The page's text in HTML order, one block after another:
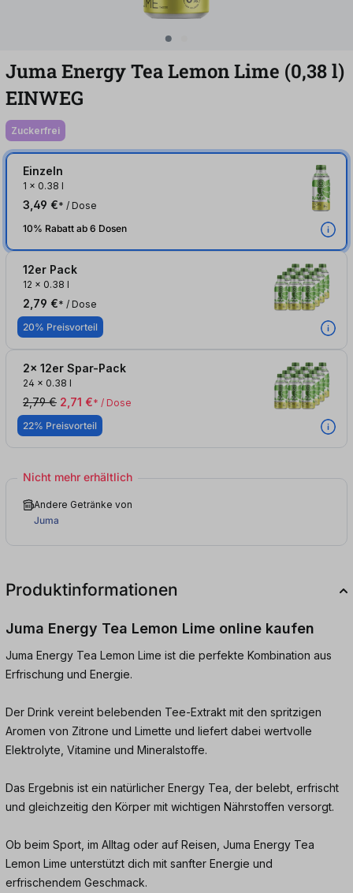
Juma Energy Tea Lemon Lime (0,38l)
EINWEG
zuckerfrei
Einzeln
1 x 0.38 l
3,49 €* / Dose
10% Rabatt ab 6 Dosen
12er Pack
12 x 0.38 l
2,79 €* / Dose
20% Preisvorteil
2x 12er Spar-Pack
24 x 0.38 l
2,79 € 2,71 €* / Dose
22% Preisvorteil
Nicht mehr erhältlich
Andere Getränke von
Juma
Produktinformationen
Juma Energy Tea Lemon Lime online kaufen
Juma Energy Tea Lemon Lime ist die perfekte Kombination aus
Erfrischung und Energie.
Der Drink vereint belebenden Tee-Extrakt mit den spritzigen
Aromen von Zitrone und Limette und liefert dabei wertvolle
Elektrolyte, Vitamine und Mineralstoffe.
Das Ergebnis ist ein natürlicher Energy Tea, der belebt, erfrischt
und gleichzeitig den Körper mit wichtigen Nährstoffen versorgt.
Ob beim Sport, im Alltag oder auf Reisen, Juma Energy Tea
Lemon Lime unterstützt dich mit sanfter Energie und
erfrischendem Geschmack.